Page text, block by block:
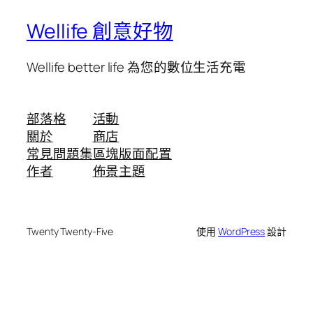
Wellife 創意好物
Wellife better life 為您的數位生活充電
部落格
關於
常見問題集
作者
活動
商店
區塊版面配置
佈景主題
Twenty Twenty-Five 使用WordPress設計